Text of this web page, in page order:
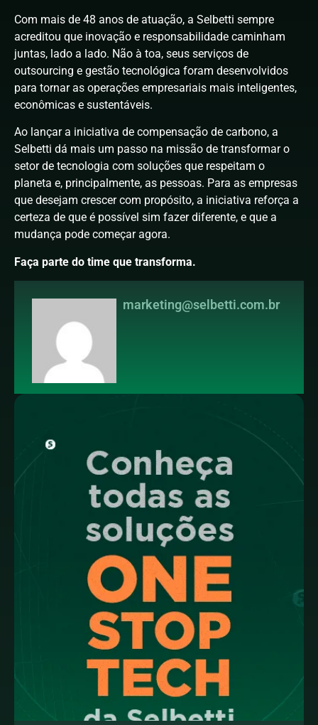
Com mais de 48 anos de atuação, a Selbetti sempre
acreditou que inovação e responsabilidade caminham
juntas, lado a lado. Não à toa, seus serviços de
outsourcing e gestão tecnológica foram desenvolvidos
para tornar as operações empresariais mais inteligentes,
econômicas e sustentáveis.
Ao lançar a iniciativa de compensação de carbono, a
Selbetti dá mais um passo na missão de transformar o
setor de tecnologia com soluções que respeitam o
planeta e, principalmente, as pessoas. Para as empresas
que desejam crescer com propósito, a iniciativa reforça a
certeza de que é possível sim fazer diferente, e que a
mudança pode começar agora.
Faça parte do time que transforma.
marketing@selbetti.com.br